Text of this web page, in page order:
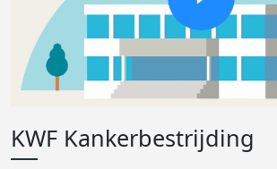
KWF Kankerbestrijding